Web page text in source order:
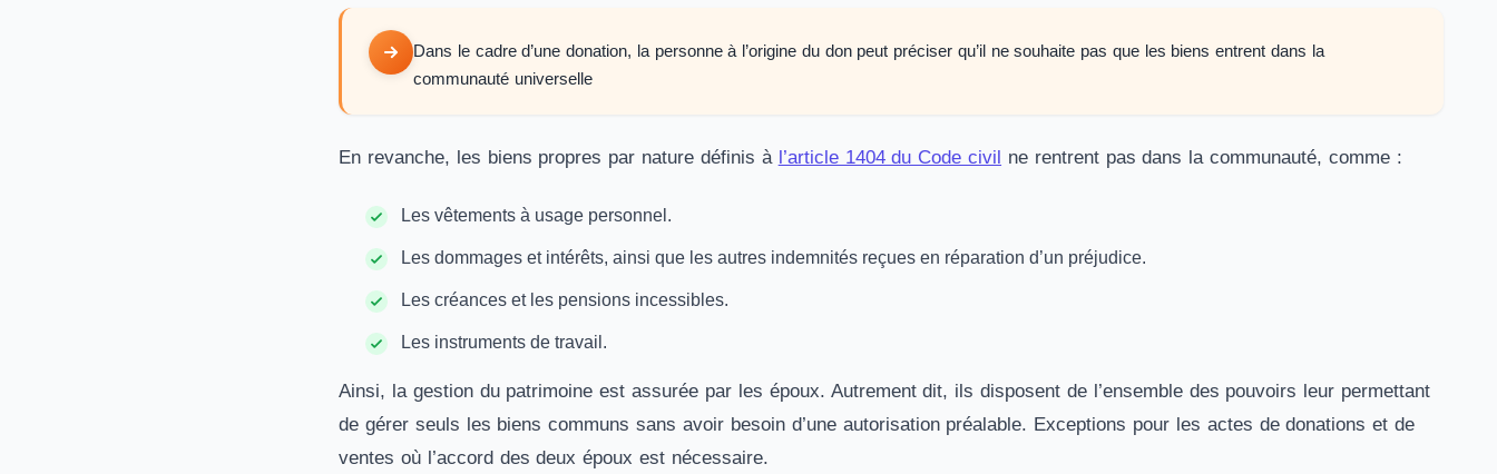
Dans le cadre d’une donation, la personne à l’origine du don peut préciser qu’il ne souhaite pas que les biens entrent dans la
communauté universelle
En revanche, les biens propres par nature définis à l’article 1404 du Code civil ne rentrent pas dans la communauté, comme :
Les vêtements à usage personnel.
Les dommages et intérêts, ainsi que les autres indemnités reçues en réparation d’un préjudice.
Les créances et les pensions incessibles.
Les instruments de travail.
Ainsi, la gestion du patrimoine est assurée par les époux. Autrement dit, ils disposent de l’ensemble des pouvoirs leur permettant
de gérer seuls les biens communs sans avoir besoin d’une autorisation préalable. Exceptions pour les actes de donations et de
ventes où l’accord des deux époux est nécessaire.